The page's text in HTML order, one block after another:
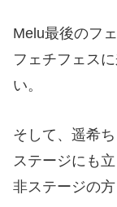
Melu最後のフ
フェチフェス
い。
そして、遥希
ステージにも
非ステージの